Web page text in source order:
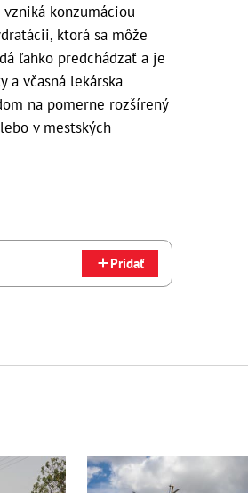
konzumáciou
ktorá sa môže
ľahko predchádzať a je
včasná lekárska
na pomerne rozšírený
v mestských
Pridať